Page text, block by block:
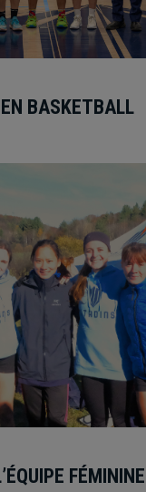
EN BASKETBALL